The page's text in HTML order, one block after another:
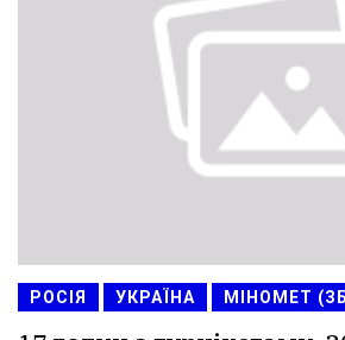
РОСІЯ УКРАЇНА МІНОМЕТ